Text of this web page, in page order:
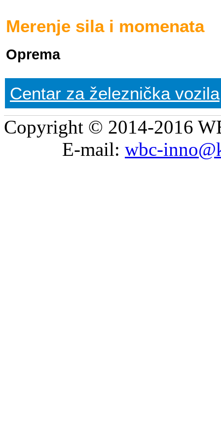
Merenje sila i momenata
Oprema
Centar za železnička vozila
Copyright © 2014-2016
E-mail: wbc-